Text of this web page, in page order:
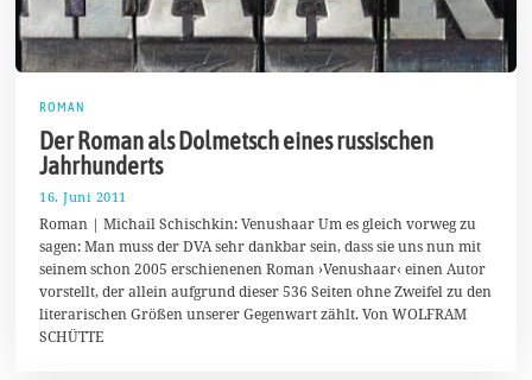
ROMAN
Der Roman als Dolmetsch eines russischen
Jahrhunderts
16. Juni 2011
.
J
a
n
a
Roman | Michail Schischkin: Venushaar Um es gleich vorweg zu
sagen: Man muss der DVA sehr dankbar sein, dass sie uns nun mit
seinem schon 2005 erschienenen Roman ›Venushaar‹ einen Autor
vorstellt, der allein aufgrund dieser 536 Seiten ohne Zweifel zu den
literarischen Größen unserer Gegenwart zählt. Von WOLFRAM
SCHÜTTE